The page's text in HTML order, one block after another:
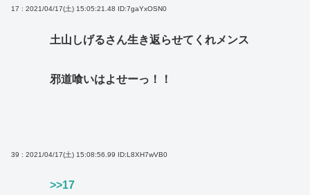
17 : 2021/04/17(土) 15:05:21.48 ID:7gaYxOSN0
土山しげるさん生き返らせてくれメンス
邪道喰いはよせーっ！！
39 : 2021/04/17(土) 15:08:56.99 ID:L8XH7wVB0
>>17